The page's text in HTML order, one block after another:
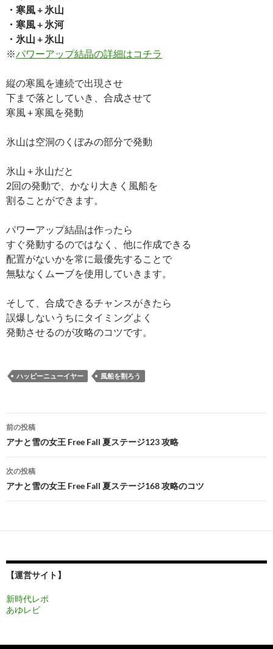
・寒風 + 氷山
・寒風 + 氷河
・氷山 + 氷山
※パワーアップ結晶の詳細はコチラ
縦の寒風を連続で出現させ
下まで落としていき、合成させて
寒風 + 寒風を発動
氷山は空洞のくぼみの部分で発動
氷山 + 氷山だと
2回の発動で、かなり大きく風船を
割ることができます。
パワーアップ結晶は作ったら
すぐ発動するのではなく、他に作成できる
配置がないかを常に最優先することで
無駄なくムーブを使用していきます。
そして、合成できるチャンスがきたら
誤爆しないうちにタイミングよく
発動させるのが攻略のコツです。
ハッピーニューイヤー 風船を割ろう
投
稿
ナ
ビ
ゲ
ー
ョ
ン
前の投稿
アナと雪の女王 Free Fall 夏ステージ123 攻略
次の投稿
アナと雪の女王 Free Fall 夏ステージ168 攻略のコツ
【運営サイト】
新時代レポ
あゆレビ